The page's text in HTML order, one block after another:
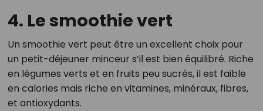
4. Le smoothie vert
Un smoothie vert peut être un excellent choix pour
un petit-déjeuner minceur s’il est bien équilibré. Riche
en légumes verts et en fruits peu sucrés, il est faible
en calories mais riche en vitamines, minéraux, fibres,
et antioxydants.